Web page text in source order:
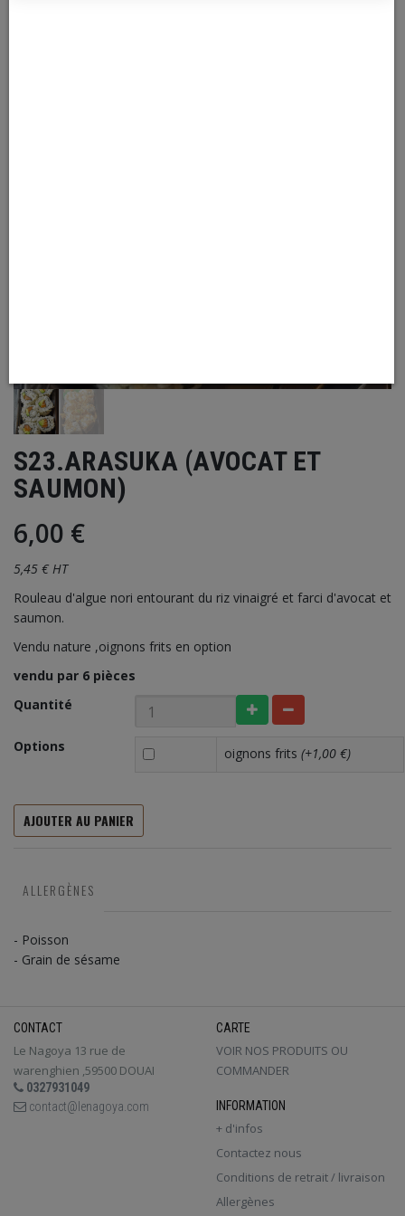
S23.ARASUKA (AVOCAT ET
SAUMON)
6,00 €
5,45 € HT
Rouleau d'algue nori entourant du riz vinaigré et farci d'avocat et
saumon.
Vendu nature ,oignons frits en option
vendu par 6 pièces
Quantité
Options oignons frits (+1,00 €)
AJOUTER AU PANIER
ALLERGÈNES
- Poisson
- Grain de sésame
CONTACT
Le Nagoya 13 rue de
warenghien ,59500 DOUAI
0327931049
contact@lenagoya.com
CARTE
VOIR NOS PRODUITS OU
COMMANDER
INFORMATION
+ d'infos
Contactez nous
Conditions de retrait / livraison
Allergènes